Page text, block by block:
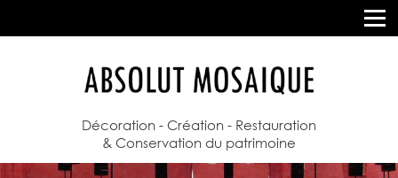
Décoration - Création - Restauration
& Conservation du patrimoine